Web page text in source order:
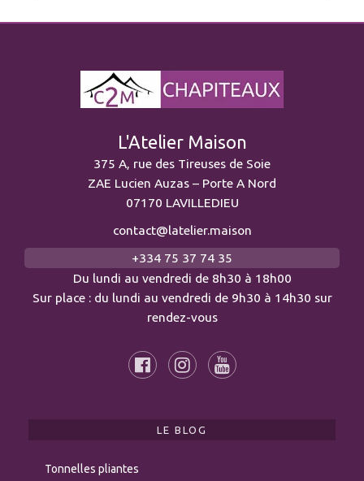
L'Atelier Maison
375 A, rue des Tireuses de Soie
ZAE Lucien Auzas – Porte A Nord
07170 LAVILLEDIEU
contact@latelier.maison
+334 75 37 74 35
Du lundi au vendredi de 8h30 à 18h00
Sur place : du lundi au vendredi de 9h30 à 14h30 sur
rendez-vous
LE BLOG
Tonnelles pliantes